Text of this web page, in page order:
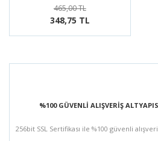
465,00 TL
348,75 TL
%100 GÜVENLİ ALIŞVERİŞ
256bit SSL Sertifikası ile %100 güvenli